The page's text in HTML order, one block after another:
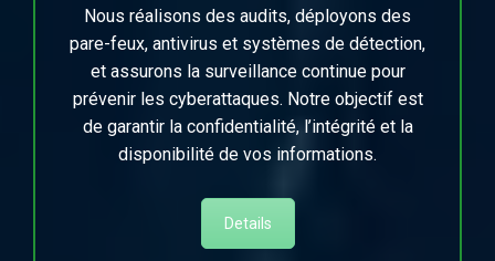
Nous réalisons des audits, déployons des
pare-feux, antivirus et systèmes de détection,
et assurons la surveillance continue pour
prévenir les cyberattaques. Notre objectif est
de garantir la confidentialité, l’intégrité et la
disponibilité de vos informations.
Details